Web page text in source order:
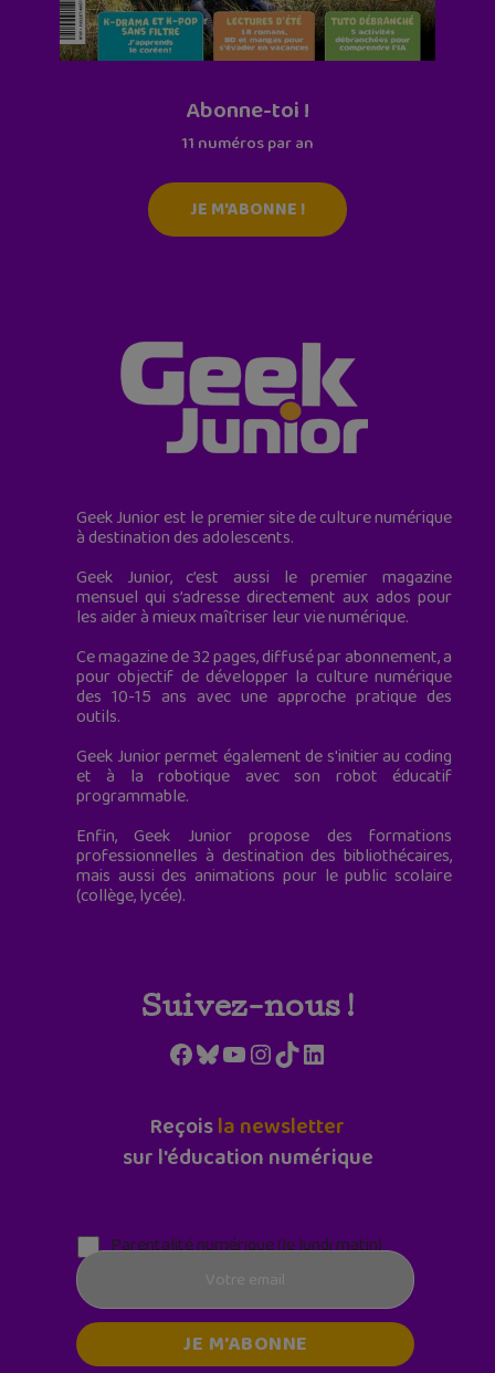
Abonne-toi !
11 numéros par an
JE M'ABONNE !
Geek Junior est le premier site de culture numérique
à destination des adolescents.
Geek Junior, c’est aussi le premier magazine
mensuel qui s’adresse directement aux ados pour
les aider à mieux maîtriser leur vie numérique.
Ce magazine de 32 pages, diffusé par abonnement, a
pour objectif de développer la culture numérique
des 10-15 ans avec une approche pratique des
outils.
Geek Junior permet également de s'initier au coding
et à la robotique avec son robot éducatif
programmable.
Enfin, Geek Junior propose des formations
professionnelles à destination des bibliothécaires,
mais aussi des animations pour le public scolaire
(collège, lycée).
Suivez-nous !
Facebook
Bluesky
YouTube
Instagram
TikTokLinkedIn
Reçoisla newsletter
sur l'éducation numérique
Parentalité numérique (le lundi matin)